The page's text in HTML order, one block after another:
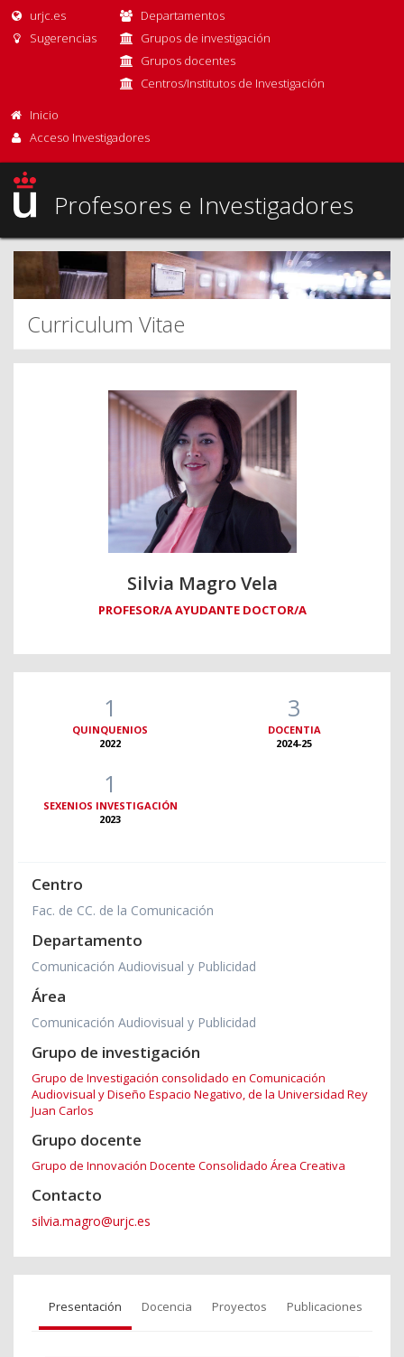
urjc.es
Sugerencias
Departamentos
Grupos de investigación
Grupos docentes
Centros/Institutos de Investigación
Inicio
Acceso Investigadores
Profesores e Investigadores
Curriculum Vitae
Silvia Magro Vela
PROFESOR/A AYUDANTE DOCTOR/A
1
QUINQUENIOS
2022
3
DOCENTIA
2024-25
1
SEXENIOS INVESTIGACIÓN
2023
Centro
Fac. de CC. de la Comunicación
Departamento
Comunicación Audiovisual y Publicidad
Área
Comunicación Audiovisual y Publicidad
Grupo de investigación
Grupo de Investigación consolidado en Comunicación
Audiovisual y Diseño Espacio Negativo, de la Universidad Rey
Juan Carlos
Grupo docente
Grupo de Innovación Docente Consolidado Área Creativa
Contacto
silvia.magro@urjc.es
Presentación Docencia Proyectos Publicaciones